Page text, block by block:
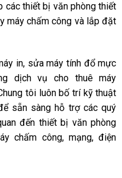
các thiết bị văn phòng thiết
máy chấm công và lắp đặt
in, sửa máy tính đổ mực
dịch vụ cho thuê máy
tôi luôn bố trí kỹ thuật
sẵn sàng hỗ trợ các quý
đến thiết bị văn phòng
chấm công, mạng, điện